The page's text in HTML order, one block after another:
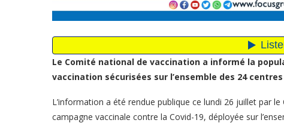
Le Comité national de vaccination a informé la
vaccination sécurisées sur l’ensemble des 24
L’information a été rendue publique ce lundi 26 juillet par
campagne vaccinale contre la Covid-19, déployée sur